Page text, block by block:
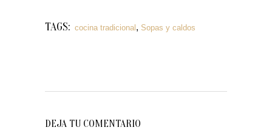
TAGS: cocina tradicional, Sopas y caldos
DEJA TU COMENTARIO